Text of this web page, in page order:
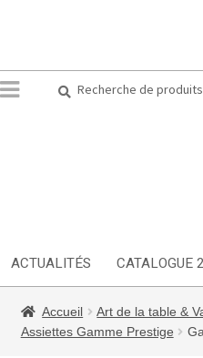
pour :
ACTUALITÉS CATALOGUE
Accueil Art de la table &
Assiettes Gamme Prestige